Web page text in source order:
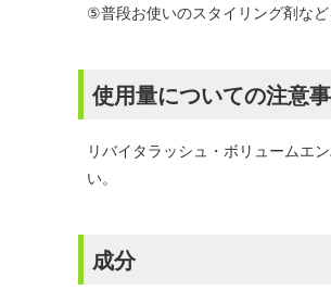
⑤普段お使いのスタイリング剤など
使用量についての注意
リバイタラッシュ・ボリュームエ
い。
成分